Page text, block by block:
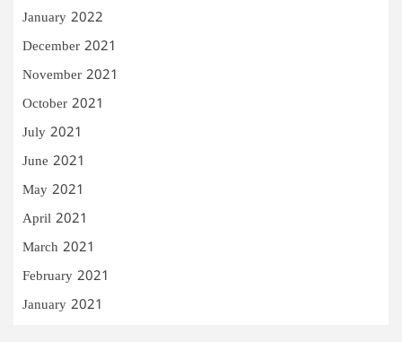
January 2022
December 2021
November 2021
October 2021
July 2021
June 2021
May 2021
April 2021
March 2021
February 2021
January 2021